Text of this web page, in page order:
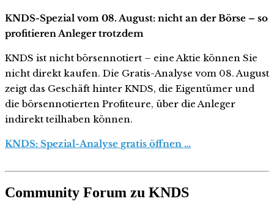
KNDS-Spezial vom 08. August: nicht an der Börse – so
profitieren Anleger trotzdem
KNDS ist nicht börsennotiert – eine Aktie können Sie
nicht direkt kaufen. Die Gratis-Analyse vom 08. August
zeigt das Geschäft hinter KNDS, die Eigentümer und
die börsennotierten Profiteure, über die Anleger
indirekt teilhaben können.
KNDS: Spezial-Analyse gratis öffnen …
Community Forum zu KNDS